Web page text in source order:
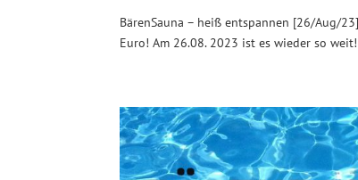
BärenSauna – heiß entspannen [26/Aug/
Euro! Am 26.08. 2023 ist es wieder so